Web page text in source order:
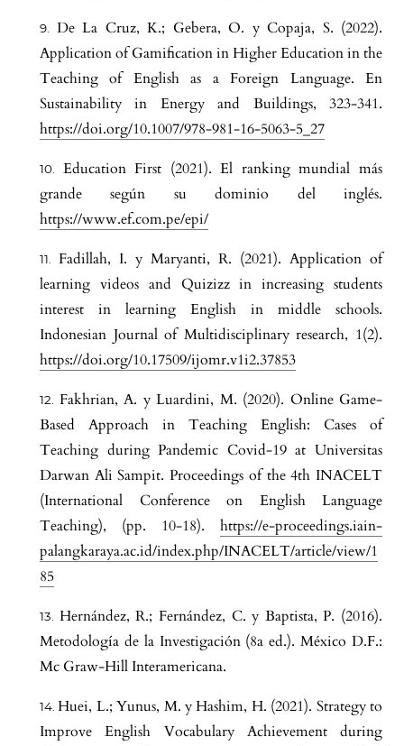
De La Cruz, K.; Gebera, O. y Copaja, S. (2022).
Application of Gamification in Higher Education in the
Teaching of English as a Foreign Language. En
Sustainability in Energy and Buildings, 323-341.
https://doi.org/10.1007/978-981-16-5063-5_27
Education First (2021). El ranking mundial más
grande según su dominio del inglés.
https://www.ef.com.pe/epi/
Fadillah, I. y Maryanti, R. (2021). Application of
learning videos and Quizizz in increasing students
interest in learning English in middle schools.
Indonesian Journal of Multidisciplinary research, 1(2).
https://doi.org/10.17509/ijomr.v1i2.37853
Fakhrian, A. y Luardini, M. (2020). Online Game-
Based Approach in Teaching English: Cases of
Teaching during Pandemic Covid-19 at Universitas
Darwan Ali Sampit. Proceedings of the 4th INACELT
(International Conference on English Language
Teaching), (pp. 10-18). https://e-proceedings.iain-
palangkaraya.ac.id/index.php/INACELT/article/view/1
85
Hernández, R.; Fernández, C. y Baptista, P. (2016).
Metodología de la Investigación (8a ed.). México D.F.:
Mc Graw-Hill Interamericana.
Huei, L.; Yunus, M. y Hashim, H. (2021). Strategy to
Improve English Vocabulary Achievement during